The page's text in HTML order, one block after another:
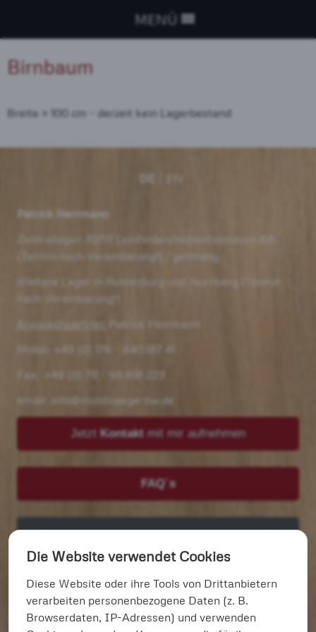
MENÜ
Birnbaum
Breite > 100 cm - derzeit kein Lagerbestand
DE
Patrick Herrmann
Zentrallager: 70771 Leinfelden/Hohenheimerstr.68
(Termin nach Vereinbarung!) / germany
Weitere Lager in Rottenburg und Nürnberg (Termin
nach Vereinbarung!)
Ansprechpartner:
Patrick Herrmann
Mobil:
+49 (0) 176 – 640 187 41
Fax: +49 (0) 711 - 95 818 223
email:
info@mobilsaege-bw.de
Jetzt Kontakt mit mir aufnehmen
FAQ´s
und Bäume > 60 cm Ø
Unsere Leistungen:
Die Website verwendet Cookies
Diese Website oder ihre Tools von Drittanbietern
verarbeiten personenbezogene Daten (z. B.
Browserdaten, IP-Adressen) und verwenden